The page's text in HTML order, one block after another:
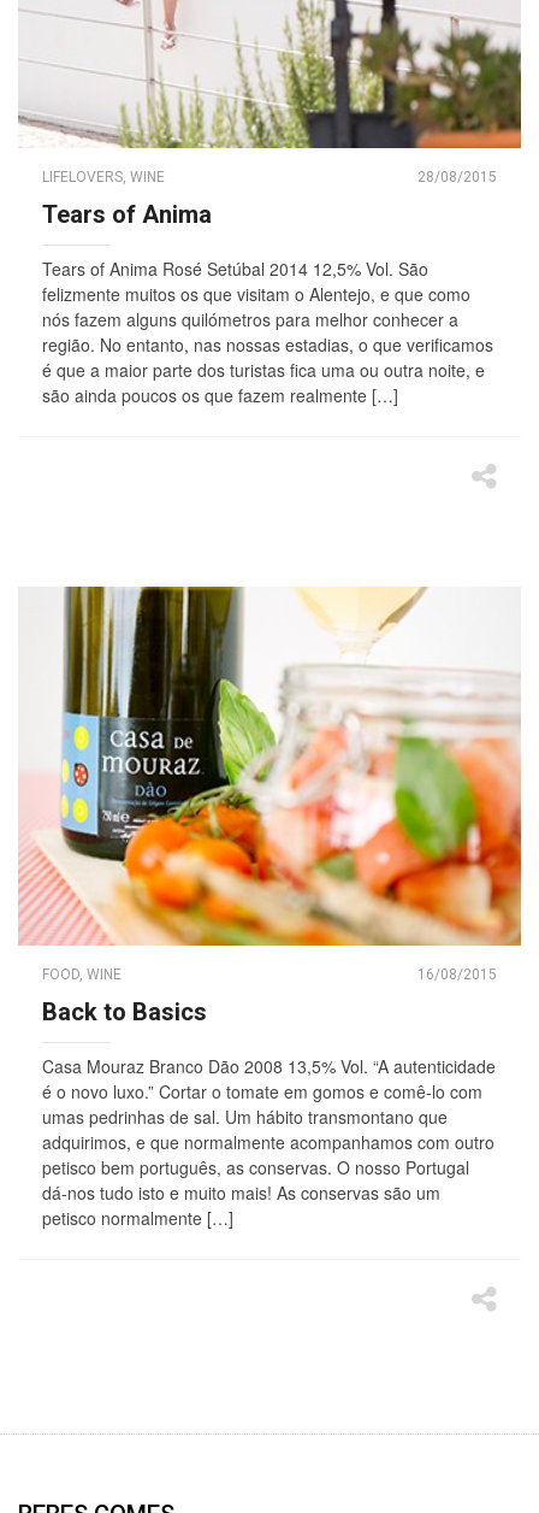
LIFELOVERS WINE 28/08/2015
Tears of Anima
Tears of Anima Rosé Setúbal 2014 12,5% Vol. São
felizmente muitos os que visitam o Alentejo, e que como
nós fazem alguns quilómetros para melhor conhecer a
região. No entanto, nas nossas estadias, o que verificamos
é que a maior parte dos turistas fica uma ou outra noite, e
são ainda poucos os que fazem realmente […]
FOOD, WINE 16/08/2015
Back to Basics
Casa Mouraz Branco Dão 2008 13,5% Vol. “A autenticidade
é o novo luxo.” Cortar o tomate em gomos e comê-lo com
umas pedrinhas de sal. Um hábito transmontano que
adquirimos, e que normalmente acompanhamos com outro
petisco bem português, as conservas. O nosso Portugal
dá-nos tudo isto e muito mais! As conservas são um
petisco normalmente […]